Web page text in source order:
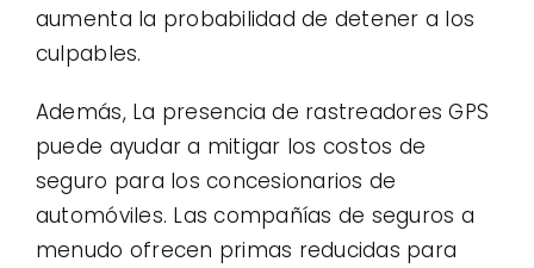
aumenta la probabilidad de detener a los
culpables.
Además, La presencia de rastreadores GPS
puede ayudar a mitigar los costos de
seguro para los concesionarios de
automóviles. Las compañías de seguros a
menudo ofrecen primas reducidas para